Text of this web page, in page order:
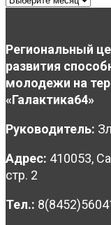
Региональный
развития
молодежи на
«Галактика64»
Руководитель:
Адрес: 410053,
стр. 2
Тел.: